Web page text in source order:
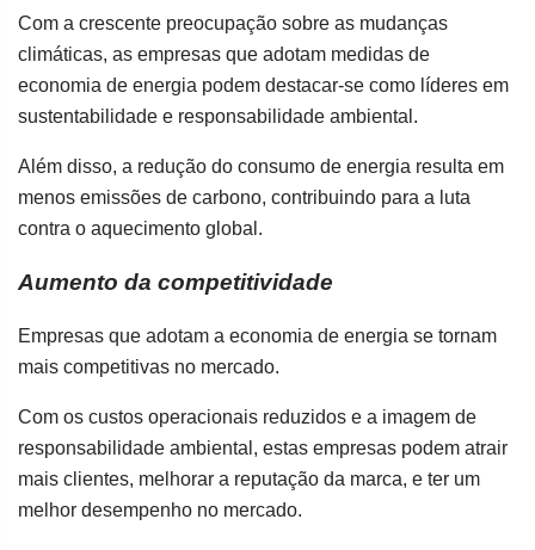
Com a crescente preocupação sobre as mudanças
climáticas, as empresas que adotam medidas de
economia de energia podem destacar-se como líderes em
sustentabilidade e responsabilidade ambiental.
Além disso, a redução do consumo de energia resulta em
menos emissões de carbono, contribuindo para a luta
contra o aquecimento global.
Aumento da competitividade
Empresas que adotam a economia de energia se tornam
mais competitivas no mercado.
Com os custos operacionais reduzidos e a imagem de
responsabilidade ambiental, estas empresas podem atrair
mais clientes, melhorar a reputação da marca, e ter um
melhor desempenho no mercado.